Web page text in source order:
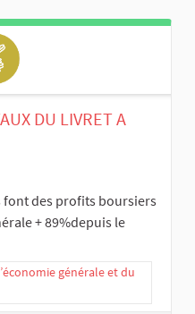
DU LIVRET A
font des profits boursiers
+ 89%depuis le
générale et du